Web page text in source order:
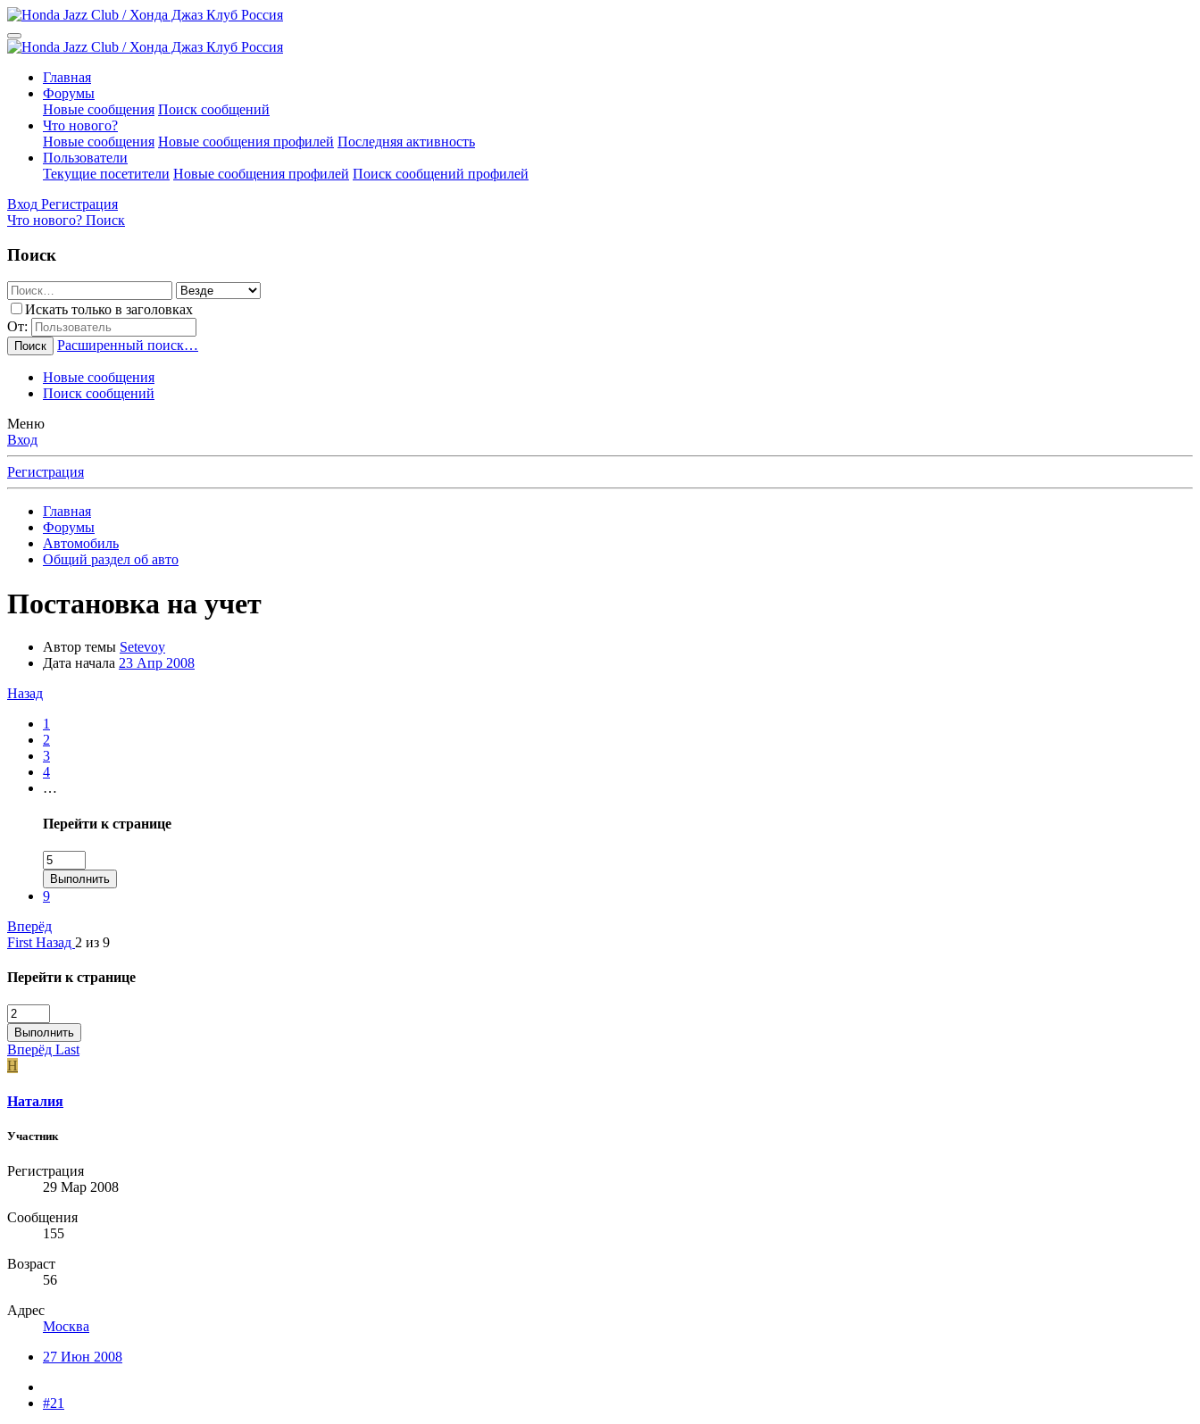
Главная
Форумы
Новые сообщения Поиск сообщений
Что нового?
Новые сообщения Новые сообщения профилей Последняя активность
Пользователи
Текущие посетители Новые сообщения профилей Поиск сообщений профилей
Вход Регистрация
Что нового? Поиск
Поиск
Искать только в заголовках
От:
Поиск Расширенный поиск…
Новые сообщения
Поиск сообщений
Меню
Вход
Регистрация
Главная
Форумы
Автомобиль
Общий раздел об авто
Постановка на учет
Автор темы Setevoy
Дата начала 23 Апр 2008
Назад
1
2
3
4
…
Перейти к странице
Выполнить
9
Вперёд
First Назад 2 из 9
Перейти к странице
Выполнить
Вперёд Last
Н
Наталия
Участник
Регистрация
29 Мар 2008
Сообщения
155
Возраст
56
Адрес
Москва
27 Июн 2008
#21